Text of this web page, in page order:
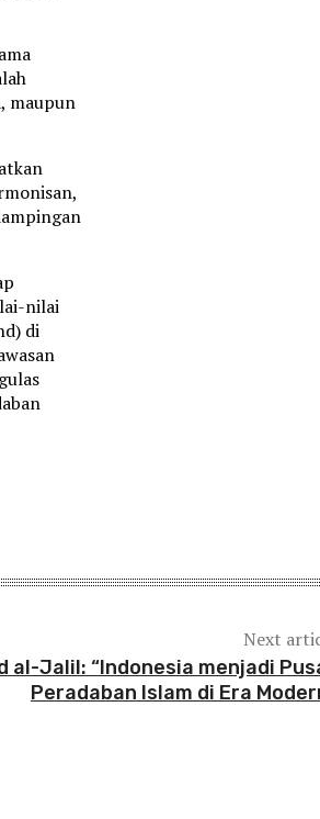
maupun
nilai
di
Next
al-Jalil: “Indonesia menjadi
Peradaban Islam di Era